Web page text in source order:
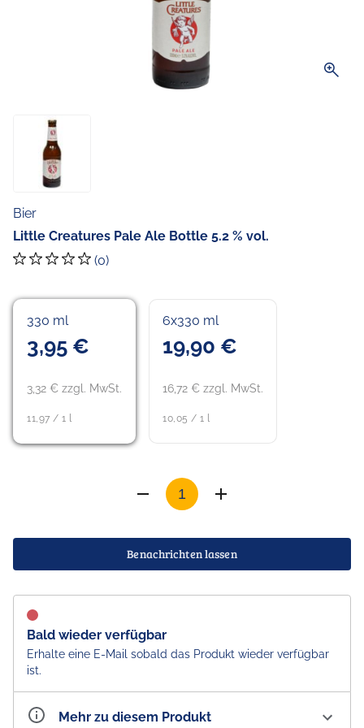
zoom_in
Bier
Little Creatures Pale Ale Bottle 5.2 % vol.
(0)
330 ml
3,95 €
3,32 € zzgl. MwSt.
11,97 / 1 l
6x330 ml
19,90 €
16,72 € zzgl. MwSt.
10,05 / 1 l
Benachrichten lassen
Bald wieder verfügbar
Erhalte eine E-Mail sobald das Produkt wieder verfügbar
ist.
Mehr zu diesem Produkt